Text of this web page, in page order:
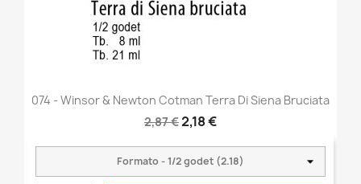
074 - Winsor & Newton Cotman Terra Di Siena Bruciata
2,87 €2,18 €